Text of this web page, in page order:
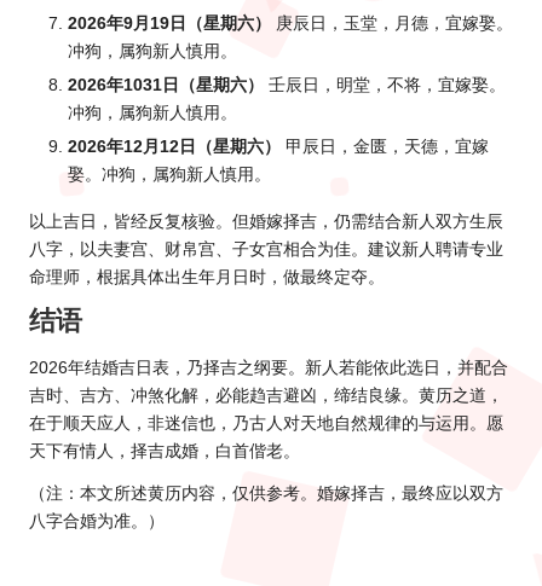
2026年9月19日（星期六）
庚辰日，玉堂，月德，宜嫁娶。
冲狗，属狗新人慎用。
2026年1031日（星期六）
壬辰日，明堂，不将，宜嫁娶。
冲狗，属狗新人慎用。
2026年12月12日（星期六）
甲辰日，金匮，天德，宜嫁
娶。冲狗，属狗新人慎用。
以上吉日，皆经反复核验。但婚嫁择吉，仍需结合新人双方生辰
八字，以夫妻宫、财帛宫、子女宫相合为佳。建议新人聘请专业
命理师，根据具体出生年月日时，做最终定夺。
结语
2026年结婚吉日表，乃择吉之纲要。新人若能依此选日，并配合
吉时、吉方、冲煞化解，必能趋吉避凶，缔结良缘。黄历之道，
在于顺天应人，非迷信也，乃古人对天地自然规律的与运用。愿
天下有情人，择吉成婚，白首偕老。
（注：本文所述黄历内容，仅供参考。婚嫁择吉，最终应以双方
八字合婚为准。）